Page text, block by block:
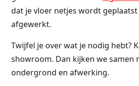
dat je vloer netjes wordt
afgewerkt.
Twijfel je over wat je nodig hebt?
showroom. Dan kijken we samen
ondergrond en afwerking.